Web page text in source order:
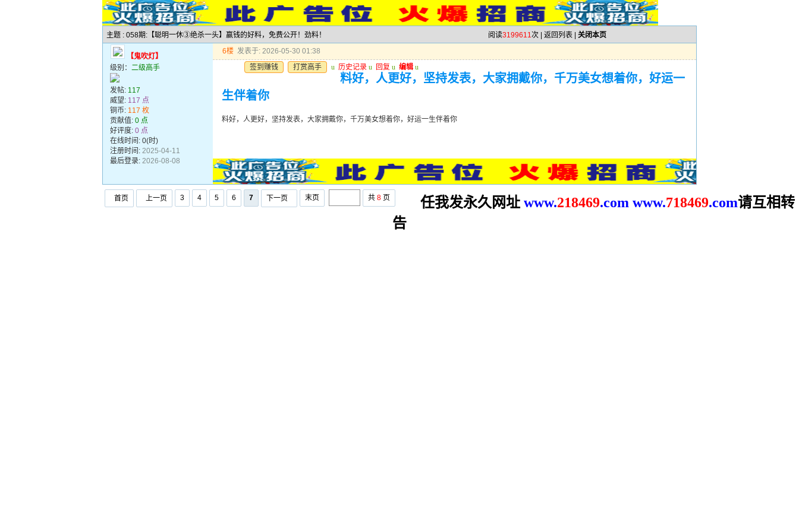
主题 : 058期:【聪明一休③绝杀一头】赢钱的好料，免费公开！劲料！ 阅读3199611次 | 返回列表 关闭本页
【鬼吹灯】
级别： 二级高手
发帖: 117
威望: 117 点
铜币: 117 枚
贡献值: 0 点
好评度: 0 点
在线时间: 0(时)
注册时间: 2025-04-11
最后登录: 2026-08-08
6楼 发表于: 2026-05-30 01:38
签到赚钱
打赏高手 u 历史记录 u 回复 u 编辑 u
料好，人更好，坚持发表，大家拥戴你，千万美女想着你，好运一
生伴着你
料好，人更好，坚持发表，大家拥戴你，千万美女想着你，好运一生伴着你
首页 上一页 3 4 5 6 7 下一页 末页 共 8 页 任我发永久网址 www.218469.com www.718469.com请互相转
告